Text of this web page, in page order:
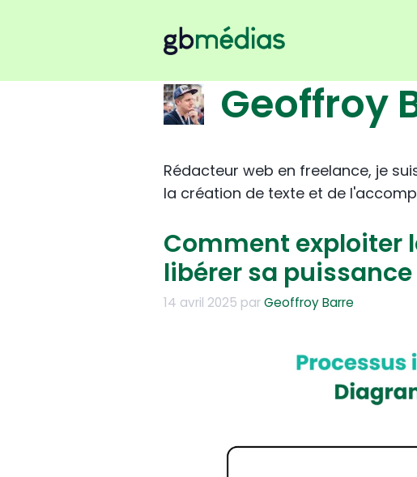
Geoffroy
Rédacteur web en freelance, je
la création de texte et de
Comment exploiter
libérer sa puissance
14 avril 2025 parGeoffroy Barre